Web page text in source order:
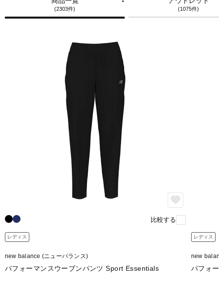
(2303件) (1075件)
比較する
レディス
new balance (ニューバランス)
パフォーマンスウーブンパンツ Sport Essentials
レディス
new
パフォ